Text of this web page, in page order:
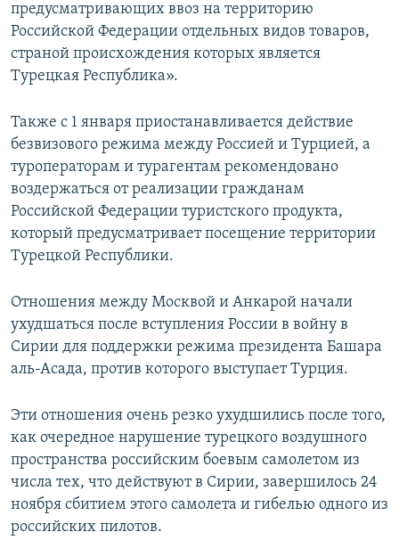
предусматривающих ввоз на территорию
Российской Федерации отдельных видов товаров,
страной происхождения которых является
Турецкая Республика».
Также с 1 января приостанавливается действие
безвизового режима между Россией и Турцией, а
туроператорам и турагентам рекомендовано
воздержаться от реализации гражданам
Российской Федерации туристского продукта,
который предусматривает посещение территории
Турецкой Республики.
Отношения между Москвой и Анкарой начали
ухудшаться после вступления России в войну в
Сирии для поддержки режима президента Башара
аль-Асада, против которого выступает Турция.
Эти отношения очень резко ухудшились после того,
как очередное нарушение турецкого воздушного
пространства российским боевым самолетом из
числа тех, что действуют в Сирии, завершилось 24
ноября сбитием этого самолета и гибелью одного из
российских пилотов.